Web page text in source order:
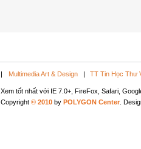
| Multimedia Art & Design | TT Tin Học Thư
Xem tốt nhất với IE 7.0+, FireFox, Safari,
Copyright © 2010 by POLYGON Center .